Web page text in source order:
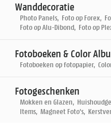
Wanddecoratie
Photo Panels, Foto op Forex,
Foto op Alu-Dibond, Foto op
Fotoboeken & Color
Fotoboeken op fotopapier,
Fotogeschenken
Mokken en Glazen,
Items, Magneet Foto's,